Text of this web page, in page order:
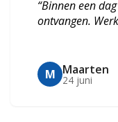
“Binnen een
ontvangen.
M Maarten
24 juni